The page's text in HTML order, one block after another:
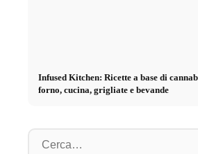
Infused Kitchen: Ricette a base di
forno, cucina, grigliate e bevande